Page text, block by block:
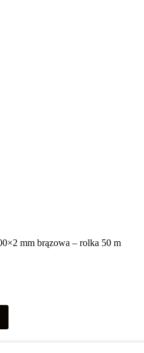
mm brązowa – rolka 50 m